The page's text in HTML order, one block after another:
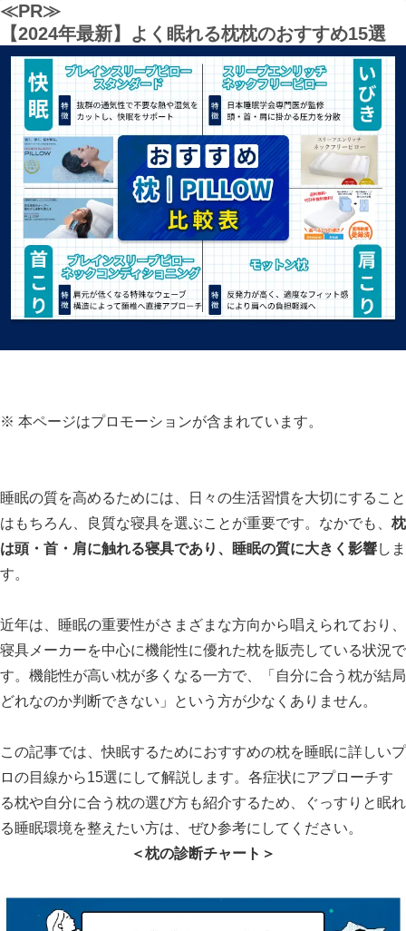
≪PR≫
【2024年最新】よく眠れる枕枕のおすすめ15選
※ 本ページはプロモーションが含まれています。
睡眠の質を高めるためには、日々の生活習慣を大切にすること
はもちろん、良質な寝具を選ぶことが重要です。なかでも、 枕
は頭・首・肩に触れる寝具であり、睡眠の質に大きく影響しま
す。
近年は、睡眠の重要性がさまざまな方向から唱えられており、
寝具メーカーを中心に機能性に優れた枕を販売している状況で
す。機能性が高い枕が多くなる一方で、「自分に合う枕が結局
どれなのか判断できない」という方が少なくありません。
この記事では、快眠するためにおすすめの枕を睡眠に詳しいプ
ロの目線から15選にして解説します。各症状にアプローチす
る枕や自分に合う枕の選び方も紹介するため、ぐっすりと眠れ
る睡眠環境を整えたい方は、ぜひ参考にしてください。
＜枕の診断チャート＞